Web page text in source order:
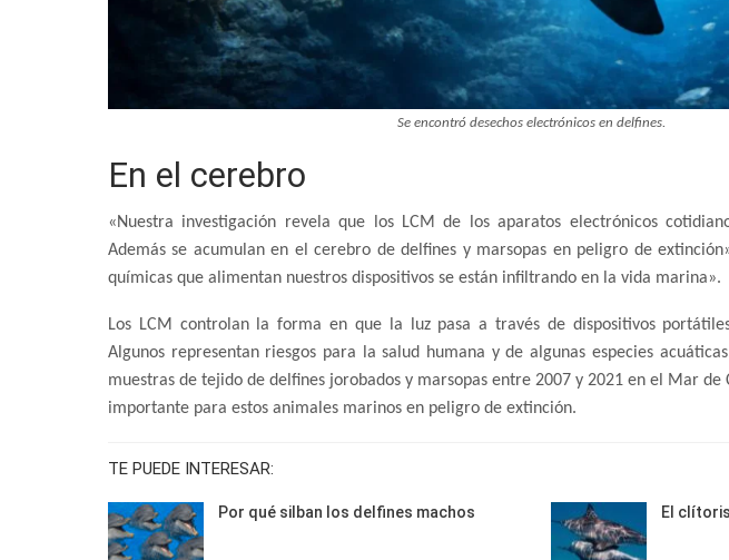
Se encontró desechos electrónicos en delfines.
En el cerebro
«Nuestra investigación revela que los LCM de los aparatos electrónicos
Además se acumulan en el cerebro de delfines y marsopas en peligro de
químicas que alimentan nuestros dispositivos se están infiltrando en la vida marina».
Los LCM controlan la forma en que la luz pasa a través de dispositivos
Algunos representan riesgos para la salud humana y de algunas especies
muestras de tejido de delfines jorobados y marsopas entre 2007 y 2021 en el Mar
importante para estos animales marinos en peligro de extinción.
TE PUEDE INTERESAR:
Por qué silban los delfines machos El